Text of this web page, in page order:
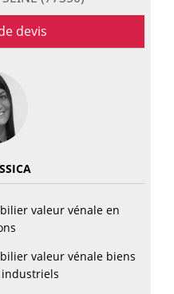
devis
valeur vénale en
valeur vénale biens